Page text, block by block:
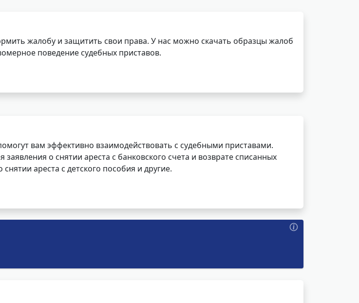
жалобу и защитить свои права. У нас можно скачать образцы жалоб
поведение судебных приставов.
вам эффективно взаимодействовать с судебными приставами.
о снятии ареста с банковского счета и возврате списанных
ареста с детского пособия и другие.